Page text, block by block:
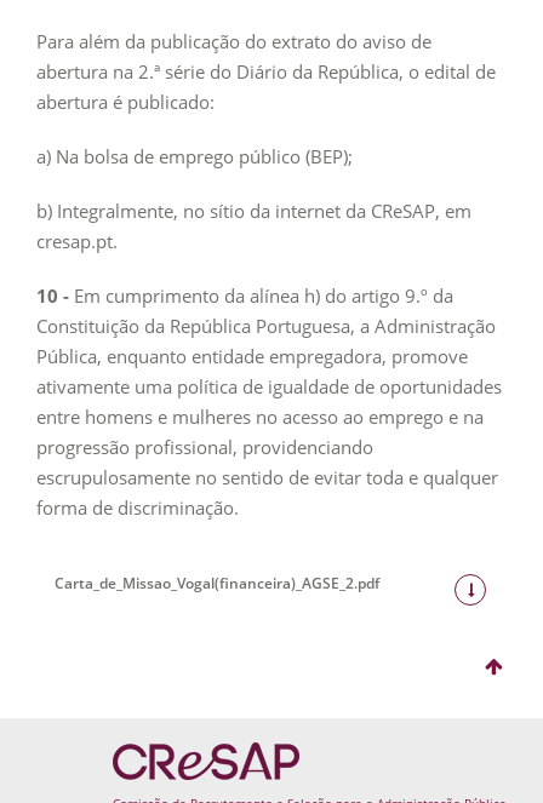
Para além da publicação do extrato do aviso de
abertura na 2.ª série do Diário da República, o edital de
abertura é publicado:
a) Na bolsa de emprego público (BEP);
b) Integralmente, no sítio da internet da CReSAP, em
cresap.pt.
10 - Em cumprimento da alínea h) do artigo 9.º da
Constituição da República Portuguesa, a Administração
Pública, enquanto entidade empregadora, promove
ativamente uma política de igualdade de oportunidades
entre homens e mulheres no acesso ao emprego e na
progressão profissional, providenciando
escrupulosamente no sentido de evitar toda e qualquer
forma de discriminação.
Carta_de_Missao_Vogal(financeira)_AGSE_2.pdf